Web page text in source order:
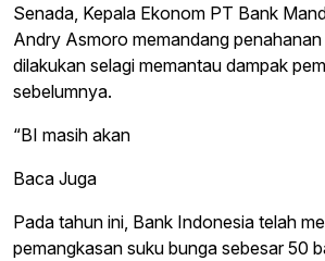
Senada, Kepala Ekonom PT Bank
Andry Asmoro memandang
dilakukan selagi memantau dampak
sebelumnya.
“BI masih akan
Baca Juga
Pada tahun ini, Bank Indonesia telah
pemangkasan suku bunga sebesar 50